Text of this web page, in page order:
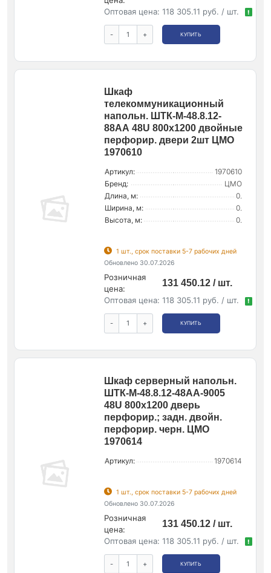
Оптовая цена: 118 305.11 руб. / шт. !
- + КУПИТЬ
Шкаф
телекоммуникационный
напольн. ШТК-М-48.8.12-
88АА 48U 800х1200 двойные
перфорир. двери 2шт ЦМО
1970610
Артикул:
1970610
Бренд:
ЦМО
Длина, м:
0.
Ширина, м:
0.
Высота, м:
0.
1 шт., срок поставки 5-7 рабочих дней
Обновлено 30.07.2026
Розничная
цена:
131 450.12 / шт.
Оптовая цена: 118 305.11 руб. / шт. !
- + КУПИТЬ
Шкаф серверный напольн.
ШТК-М-48.8.12-48АА-9005
48U 800х1200 дверь
перфорир.; задн. двойн.
перфорир. черн. ЦМО
1970614
Артикул: 1970614
1 шт., срок поставки 5-7 рабочих дней
Обновлено 30.07.2026
Розничная
цена:
131 450.12 / шт.
Оптовая цена: 118 305.11 руб. / шт. !
- + КУПИТЬ